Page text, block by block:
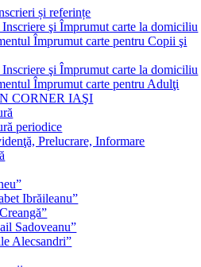
și referințe
şi Împrumut carte la domiciliu
Împrumut carte pentru Copii şi
şi Împrumut carte la domiciliu
Împrumut carte pentru Adulţi
CORNER IAŞI
periodice
Prelucrare, Informare
Ibrăileanu”
Sadoveanu”
Alecsandri”